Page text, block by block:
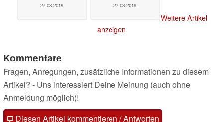
27.03.2019 27.03.2019
Weitere Artikel
anzeigen
Kommentare
Fragen, Anregungen, zusätzliche Informationen zu diesem
Artikel? - Uns interessiert Deine Meinung (auch ohne
Anmeldung möglich)!
Diesen Artikel kommentieren / Antworten